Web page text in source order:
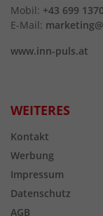
Mobil: +43 699
E-Mail:
www.inn-puls.at
WEITERES
Kontakt
Werbung
Impressum
Datenschutz
AGB